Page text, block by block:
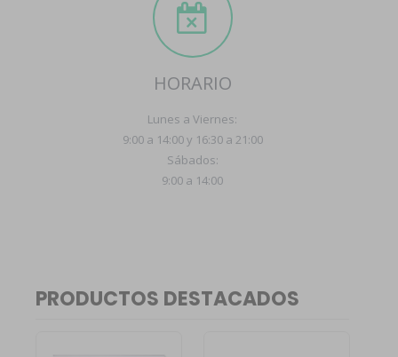
HORARIO
Lunes a Viernes:
9:00 a 14:00 y 16:30 a 21:00
Sábados:
9:00 a 14:00